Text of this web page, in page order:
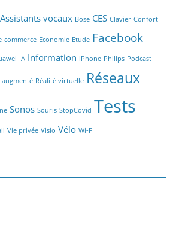
Assistants vocaux Bose CES Clavier Confort
commerce Economie Etude Facebook
IA Information iPhone Philips Podcast
augmenté Réalité virtuelle Réseaux
Sonos Souris StopCovid Tests
Vie privée Visio Vélo Wi-FI